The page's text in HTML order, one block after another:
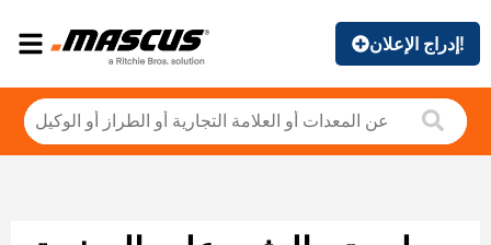
إدراج الإعلان!